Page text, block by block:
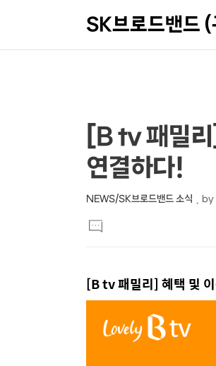
SK브로드밴드
상
세
컨
텐
츠
본
문
제
목
[B tv 패밀
연결하다!
NEWS/SK브로드밴드 소식 by
문
댓
글
[B tv 패밀리] 혜택 및